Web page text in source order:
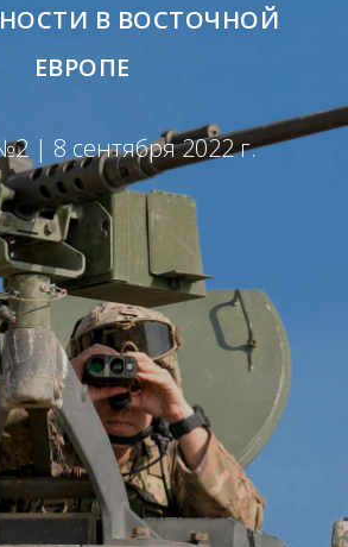
В ВОСТОЧНОЙ
ЕВРОПЕ
| 8 сентября 2022 г.